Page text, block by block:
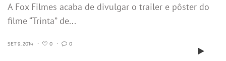
A Fox Filmes acaba de divulgar o trailer e pôster do
filme “Trinta” de...
SET 9, 2014 • 0 • 0